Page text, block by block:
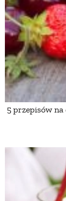
5 przepisów